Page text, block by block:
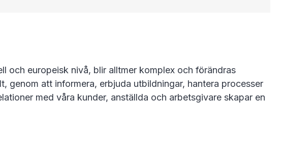
och europeisk nivå, blir alltmer komplex och förändras
genom att informera, erbjuda utbildningar, hantera processer
med våra kunder, anställda och arbetsgivare skapar en